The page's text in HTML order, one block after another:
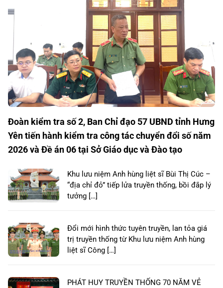
Đoàn kiểm tra số 2, Ban Chỉ đạo 57 UBND tỉnh Hưng
Yên tiến hành kiểm tra công tác chuyển đổi số năm
2026 và Đề án 06 tại Sở Giáo dục và Đào tạo
Khu lưu niệm Anh hùng liệt sĩ Bùi Thị Cúc –
“địa chỉ đỏ” tiếp lửa truyền thống, bồi đắp lý
tưởng […]
Đổi mới hình thức tuyên truyền, lan tỏa giá
trị truyền thống từ Khu lưu niệm Anh hùng
liệt sĩ Công […]
PHÁT HUY TRUYỀN THỐNG 70 NĂM VẺ